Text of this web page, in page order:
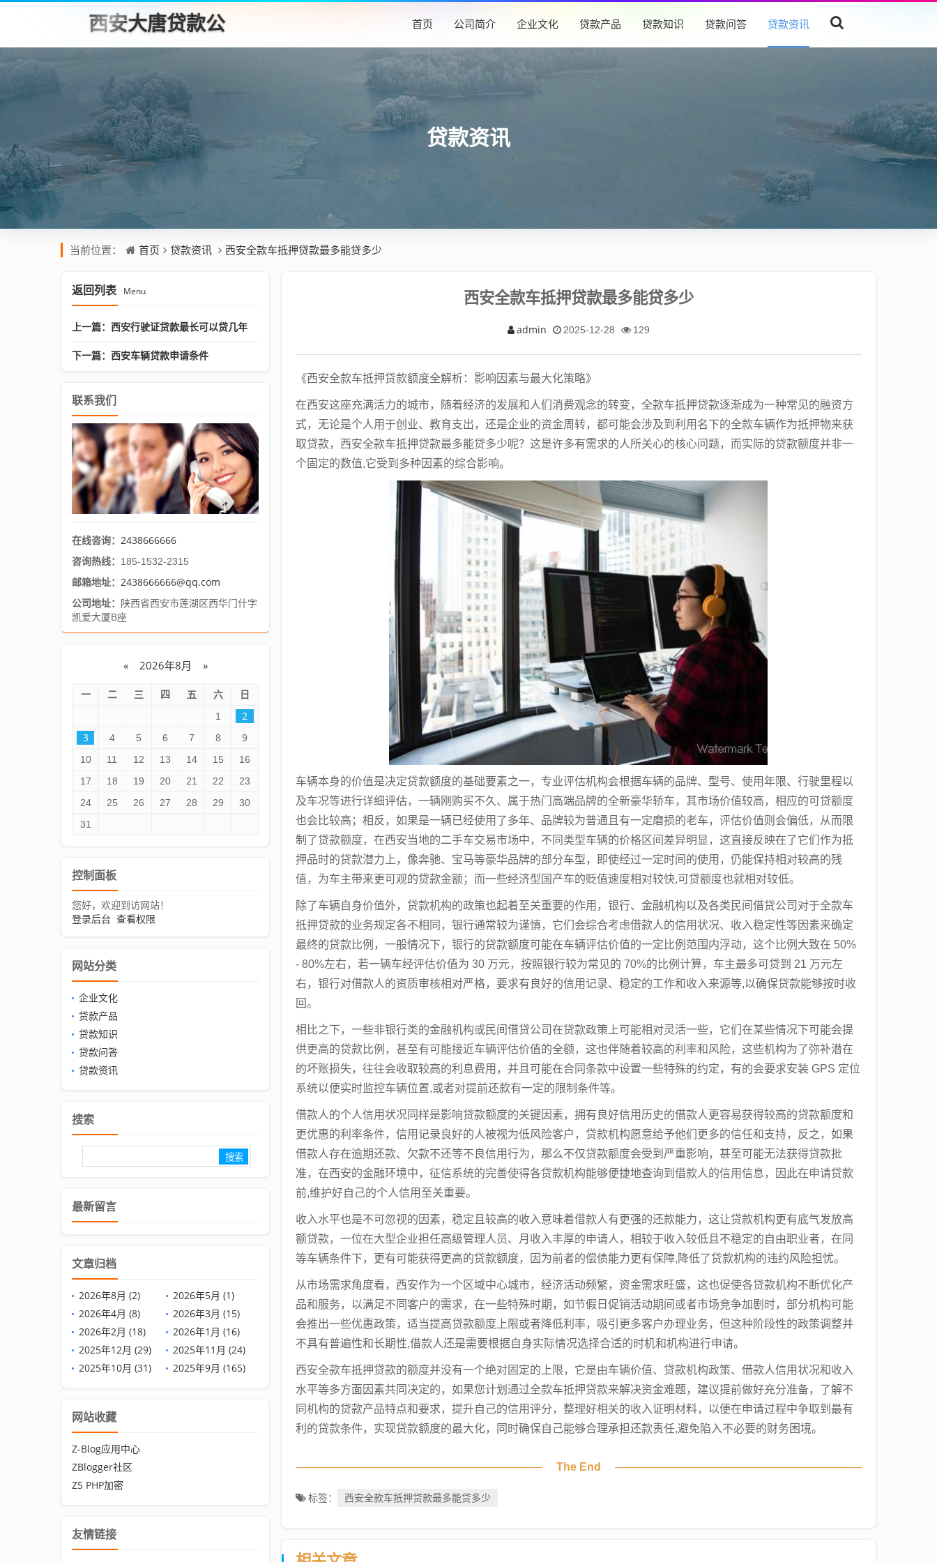
西安大唐贷款公
首页 公司简介 企业文化 贷款产品 贷款知识 贷款问答 贷款资讯
贷款资讯
当前位置： 首页 贷款资讯 西安全款车抵押贷款最多能贷多少
西安全款车抵押贷款最多能贷多少
admin 2025-12-28 129
《西安全款车抵押贷款额度全解析：影响因素与最大化策略》
在西安这座充满活力的城市，随着经济的发展和人们消费观念的转变，全款车抵押贷款逐渐成为一种常见的融资方
式，无论是个人用于创业、教育支出，还是企业的资金周转，都可能会涉及到利用名下的全款车辆作为抵押物来获
取贷款，西安全款车抵押贷款最多能贷多少呢？这是许多有需求的人所关心的核心问题，而实际的贷款额度并非一
个固定的数值,它受到多种因素的综合影响。
车辆本身的价值是决定贷款额度的基础要素之一，专业评估机构会根据车辆的品牌、型号、使用年限、行驶里程以
及车况等进行详细评估，一辆刚购买不久、属于热门高端品牌的全新豪华轿车，其市场价值较高，相应的可贷额度
也会比较高；相反，如果是一辆已经使用了多年、品牌较为普通且有一定磨损的老车，评估价值则会偏低，从而限
制了贷款额度，在西安当地的二手车交易市场中，不同类型车辆的价格区间差异明显，这直接反映在了它们作为抵
押品时的贷款潜力上，像奔驰、宝马等豪华品牌的部分车型，即使经过一定时间的使用，仍能保持相对较高的残
值，为车主带来更可观的贷款金额；而一些经济型国产车的贬值速度相对较快,可贷额度也就相对较低。
除了车辆自身价值外，贷款机构的政策也起着至关重要的作用，银行、金融机构以及各类民间借贷公司对于全款车
抵押贷款的业务规定各不相同，银行通常较为谨慎，它们会综合考虑借款人的信用状况、收入稳定性等因素来确定
最终的贷款比例，一般情况下，银行的贷款额度可能在车辆评估价值的一定比例范围内浮动，这个比例大致在 50%
- 80%左右，若一辆车经评估价值为 30 万元，按照银行较为常见的 70%的比例计算，车主最多可贷到 21 万元左
右，银行对借款人的资质审核相对严格，要求有良好的信用记录、稳定的工作和收入来源等,以确保贷款能够按时收
回。
相比之下，一些非银行类的金融机构或民间借贷公司在贷款政策上可能相对灵活一些，它们在某些情况下可能会提
供更高的贷款比例，甚至有可能接近车辆评估价值的全额，这也伴随着较高的利率和风险，这些机构为了弥补潜在
的坏账损失，往往会收取较高的利息费用，并且可能在合同条款中设置一些特殊的约定，有的会要求安装 GPS 定位
系统以便实时监控车辆位置,或者对提前还款有一定的限制条件等。
借款人的个人信用状况同样是影响贷款额度的关键因素，拥有良好信用历史的借款人更容易获得较高的贷款额度和
更优惠的利率条件，信用记录良好的人被视为低风险客户，贷款机构愿意给予他们更多的信任和支持，反之，如果
借款人存在逾期还款、欠款不还等不良信用行为，那么不仅贷款额度会受到严重影响，甚至可能无法获得贷款批
准，在西安的金融环境中，征信系统的完善使得各贷款机构能够便捷地查询到借款人的信用信息，因此在申请贷款
前,维护好自己的个人信用至关重要。
收入水平也是不可忽视的因素，稳定且较高的收入意味着借款人有更强的还款能力，这让贷款机构更有底气发放高
额贷款，一位在大型企业担任高级管理人员、月收入丰厚的申请人，相较于收入较低且不稳定的自由职业者，在同
等车辆条件下，更有可能获得更高的贷款额度，因为前者的偿债能力更有保障,降低了贷款机构的违约风险担忧。
从市场需求角度看，西安作为一个区域中心城市，经济活动频繁，资金需求旺盛，这也促使各贷款机构不断优化产
品和服务，以满足不同客户的需求，在一些特殊时期，如节假日促销活动期间或者市场竞争加剧时，部分机构可能
会推出一些优惠政策，适当提高贷款额度上限或者降低利率，吸引更多客户办理业务，但这种阶段性的政策调整并
不具有普遍性和长期性,借款人还是需要根据自身实际情况选择合适的时机和机构进行申请。
西安全款车抵押贷款的额度并没有一个绝对固定的上限，它是由车辆价值、贷款机构政策、借款人信用状况和收入
水平等多方面因素共同决定的，如果您计划通过全款车抵押贷款来解决资金难题，建议提前做好充分准备，了解不
同机构的贷款产品特点和要求，提升自己的信用评分，整理好相关的收入证明材料，以便在申请过程中争取到最有
利的贷款条件，实现贷款额度的最大化，同时确保自己能够合理承担还款责任,避免陷入不必要的财务困境。
The End
标签： 西安全款车抵押贷款最多能贷多少
返回列表 Menu
上一篇：西安行驶证贷款最长可以贷几年
下一篇：西安车辆贷款申请条件
联系我们
在线咨询： 2438666666
咨询热线： 185-1532-2315
邮箱地址： 2438666666@qq.com
公司地址：
陕西省西安市莲湖区西华门什字
凯爱大厦B座
« 2026年8月 »
一 二 三 四 五 六
日
1
2
3
4 5 6 7 8
9
10
11 12 13 14 15
16
17
18 19 20 21 22
23
24
25 26 27 28 29
30
31
控制面板
您好，欢迎到访网站！
登录后台 查看权限
网站分类
企业文化
贷款产品
贷款知识
贷款问答
贷款资讯
搜索
最新留言
文章归档
2026年8月 (2)
2026年5月 (1)
2026年4月 (8)
2026年3月 (15)
2026年2月 (18)
2026年1月 (16)
2025年12月 (29)
2025年11月 (24)
2025年10月 (31)
2025年9月 (165)
网站收藏
Z-Blog应用中心
ZBlogger社区
Z5 PHP加密
友情链接